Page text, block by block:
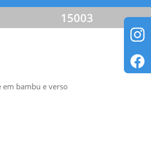
15003
bambu e verso